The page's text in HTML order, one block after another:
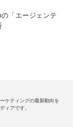
「エージェンテ
ケティングの最新動向を
ィアです。